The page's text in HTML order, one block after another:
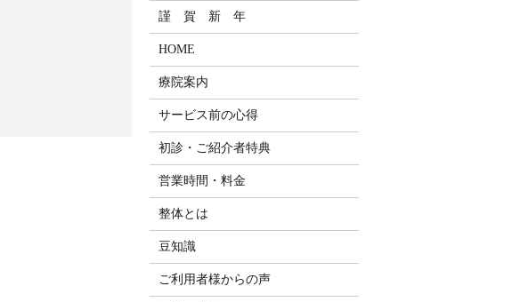
謹 賀 新 年
HOME
療院案内
サービス前の心得
初診・ご紹介者特典
営業時間・料金
整体とは
豆知識
ご利用者様からの声